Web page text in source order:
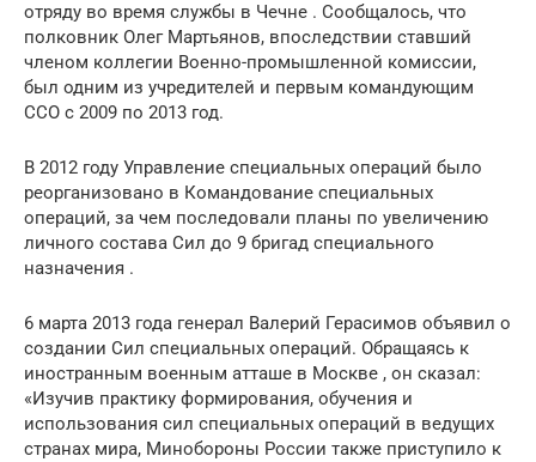
отряду во время службы в Чечне . Сообщалось, что
полковник Олег Мартьянов, впоследствии ставший
членом коллегии Военно-промышленной комиссии,
был одним из учредителей и первым командующим
ССО с 2009 по 2013 год.
В 2012 году Управление специальных операций было
реорганизовано в Командование специальных
операций, за чем последовали планы по увеличению
личного состава Сил до 9 бригад специального
назначения .
6 марта 2013 года генерал Валерий Герасимов объявил о
создании Сил специальных операций. Обращаясь к
иностранным военным атташе в Москве , он сказал:
«Изучив практику формирования, обучения и
использования сил специальных операций в ведущих
странах мира, Минобороны России также приступило к